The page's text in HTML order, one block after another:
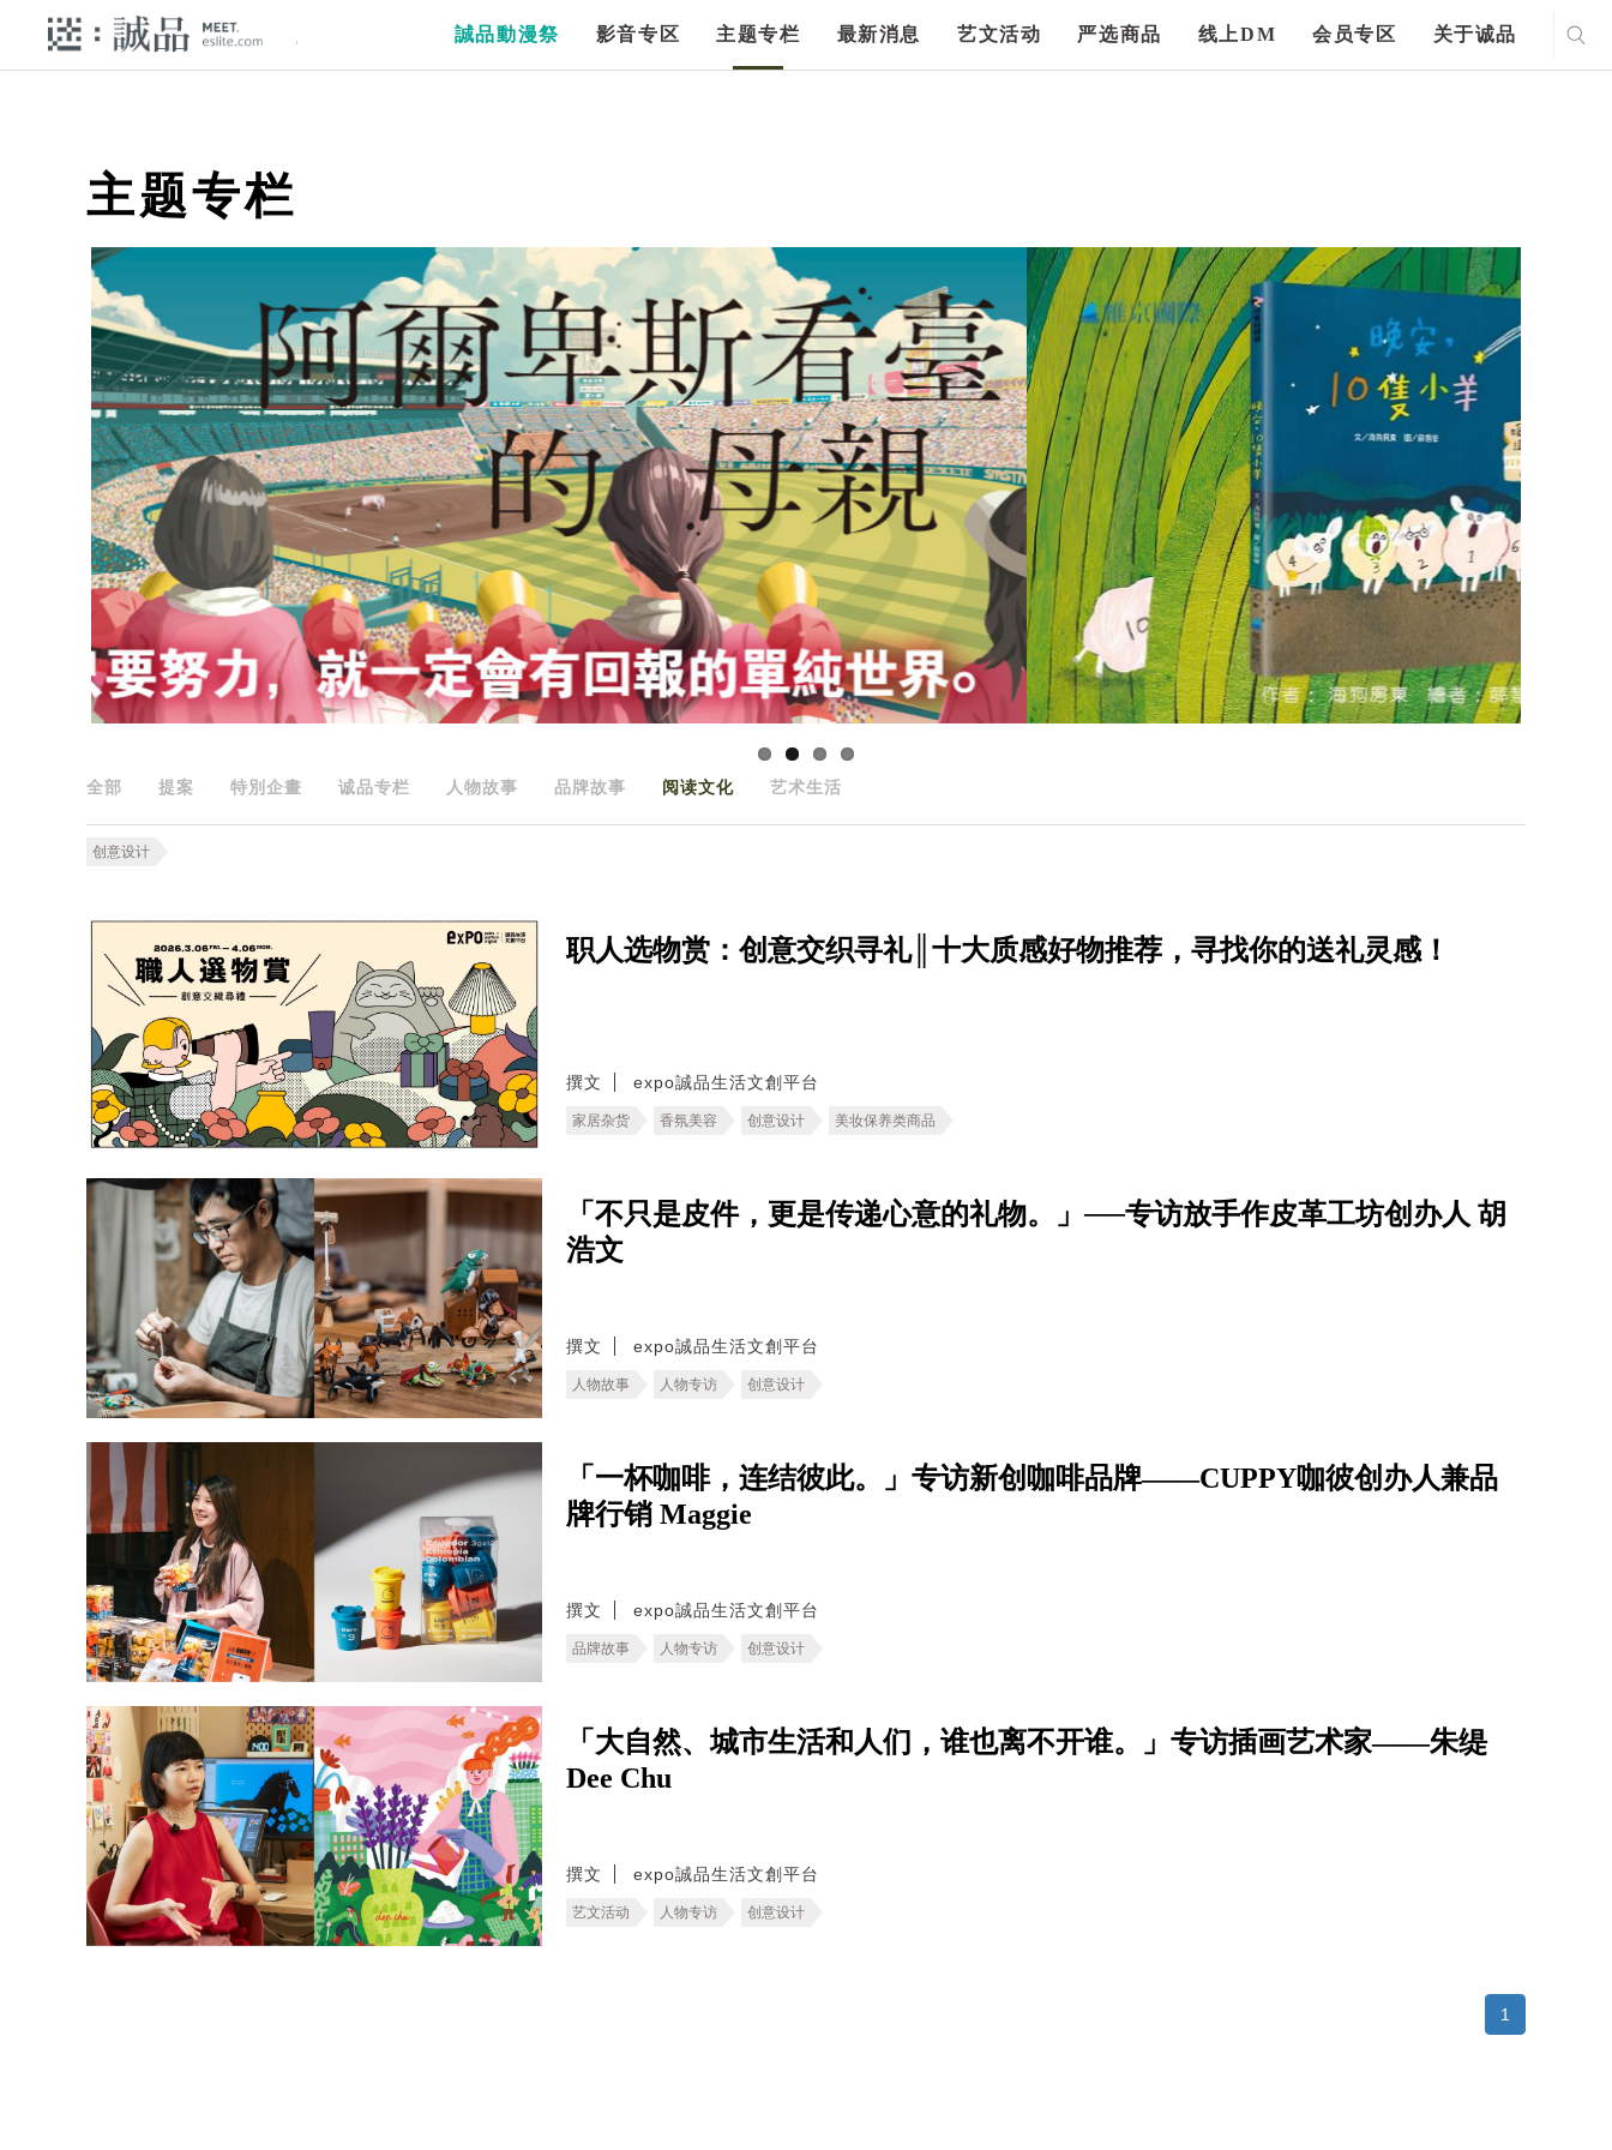
誠品動漫祭 影音专区 主题专栏 最新消息 艺文活动 严选商品 线上DM 会员专区 关于诚品
主题专栏
全部 提案 特別企畫 诚品专栏 人物故事 品牌故事 阅读文化 艺术生活
创意设计
职人选物赏：创意交织寻礼║十大质感好物推荐，寻找你的送礼灵感！
撰文 expo誠品生活文創平台
家居杂货 香氛美容 创意设计 美妆保养类商品
「不只是皮件，更是传递心意的礼物。」──专访放手作皮革工坊创办人 胡
浩文
撰文 expo誠品生活文創平台
人物故事 人物专访 创意设计
「一杯咖啡，连结彼此。」专访新创咖啡品牌——CUPPY咖彼创办人兼品
牌行销 Maggie
撰文 expo誠品生活文創平台
品牌故事 人物专访 创意设计
「大自然、城市生活和人们，谁也离不开谁。」专访插画艺术家——朱缇
Dee Chu
撰文 expo誠品生活文創平台
艺文活动 人物专访 创意设计
1